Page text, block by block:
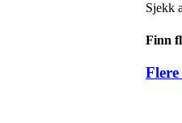
Sjekk
Finn